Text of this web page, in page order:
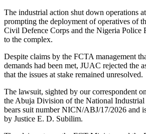
The industrial action shut down operations
prompting the deployment of operatives of
Civil Defence Corps and the Nigeria Police
to the complex.
Despite claims by the FCTA management
demands had been met, JUAC rejected the
that the issues at stake remained unresolved.
The lawsuit, sighted by our correspondent
the Abuja Division of the National
bears suit number NICN/ABJ/17/2026 and
by Justice E. D. Subilim.